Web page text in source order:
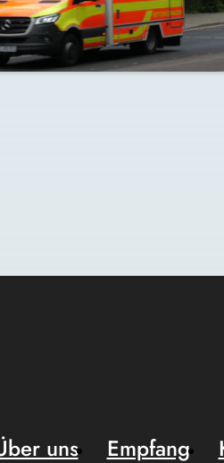
uns Empfang